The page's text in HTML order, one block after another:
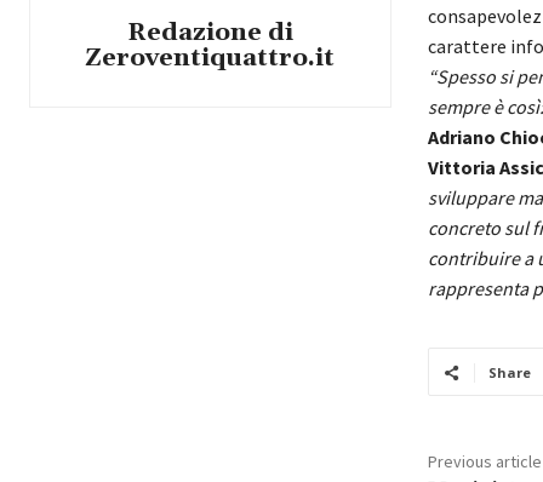
Redazione di
Zeroventiquattro.it
carattere
“Spesso si
sempre è
Adriano
Vittoria
sviluppare
concreto sul
contribuire a
rappresenta
Share
Previous article